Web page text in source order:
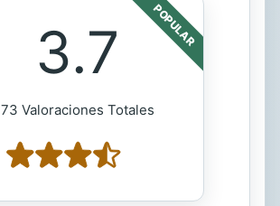
POPULAR
3.7
73 Valoraciones Totales